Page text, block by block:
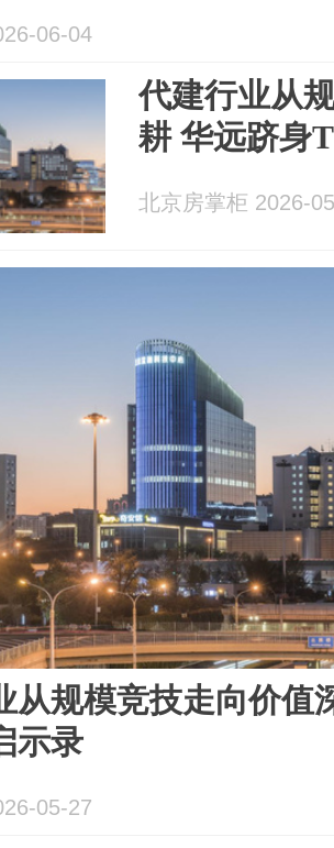
06-04
代建行业从
耕 华远跻身
北京房掌柜 2026-
从规模竞技走向价值
示录
05-27